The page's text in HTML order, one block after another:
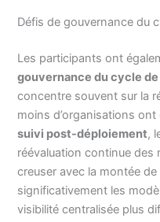
Défis de gouvernance du
Les participants ont
gouvernance du cycle
concentre souvent sur la
moins d’organisations
suivi post-déploiement,
réévaluation continue des
creuser avec la montée
significativement les
visibilité centralisée plus